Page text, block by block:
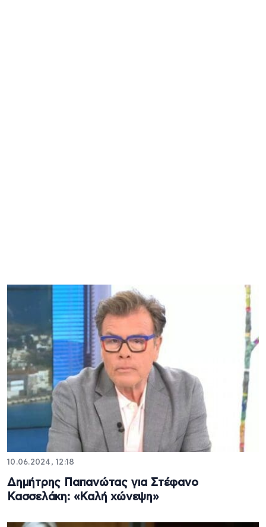
10.06.2024, 12:18
Δημήτρης Παπανώτας για Στέφανο
Κασσελάκη: «Καλή χώνεψη»